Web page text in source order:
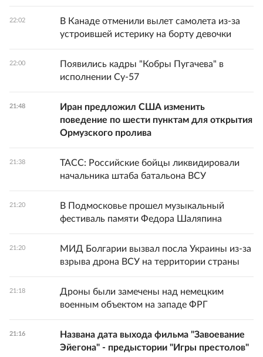
22:02
В Канаде отменили вылет самолета из-за
устроившей истерику на борту девочки
22:00
Появились кадры "Кобры Пугачева" в
исполнении Су-57
21:48
Иран предложил США изменить
поведение по шести пунктам для открытия
Ормузского пролива
21:38
ТАСС: Российские бойцы ликвидировали
начальника штаба батальона ВСУ
21:20
В Подмосковье прошел музыкальный
фестиваль памяти Федора Шаляпина
21:20
МИД Болгарии вызвал посла Украины из-за
взрыва дрона ВСУ на территории страны
21:18
Дроны были замечены над немецким
военным объектом на западе ФРГ
21:16
Названа дата выхода фильма "Завоевание
Эйегона" - предыстории "Игры престолов"